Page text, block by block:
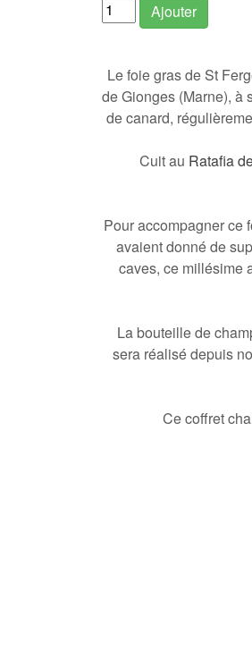
Ajouter
Le foie gras de St
de Gionges (Marne), à
de canard,
Cuit au Ratafia
Pour accompagner ce
avaient donné de
caves, ce millésime
La bouteille de
sera réalisé depuis
Ce coffret